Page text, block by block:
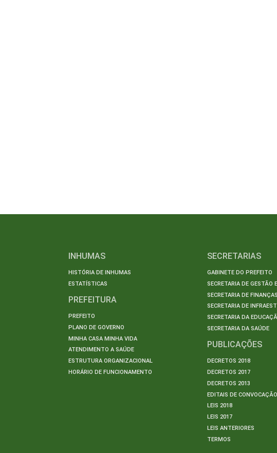
INHUMAS
HISTÓRIA DE INHUMAS
ESTATÍSTICAS
PREFEITURA
PREFEITO
PLANO DE GOVERNO
MINHA CASA MINHA VIDA
ATENDIMENTO A SAÚDE
ESTRUTURA ORGANIZACIONAL
HORÁRIO DE FUNCIONAMENTO
SECRETARIAS
GABINETE DO PREFEITO
SECRETARIA DE GESTÃO
SECRETARIA DE FINANÇAS
SECRETARIA DE
SECRETARIA DA
SECRETARIA DA SAÚDE
PUBLICAÇÕES
DECRETOS 2018
DECRETOS 2017
DECRETOS 2013
EDITAIS DE CONVOCAÇÃO
LEIS 2018
LEIS 2017
LEIS ANTERIORES
TERMOS